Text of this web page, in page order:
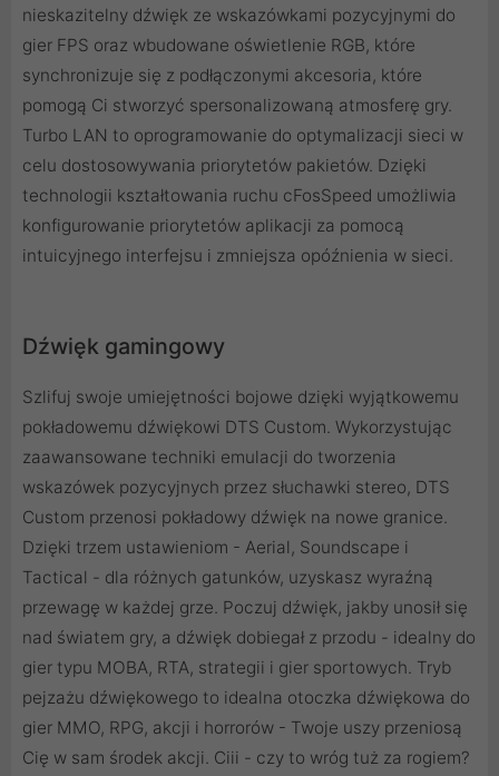
nieskazitelny dźwięk ze wskazówkami pozycyjnymi do
gier FPS oraz wbudowane oświetlenie RGB, które
synchronizuje się z podłączonymi akcesoria, które
pomogą Ci stworzyć spersonalizowaną atmosferę gry.
Turbo LAN to oprogramowanie do optymalizacji sieci w
celu dostosowywania priorytetów pakietów. Dzięki
technologii kształtowania ruchu cFosSpeed ​​umożliwia
konfigurowanie priorytetów aplikacji za pomocą
intuicyjnego interfejsu i zmniejsza opóźnienia w sieci.
Dźwięk gamingowy
Szlifuj swoje umiejętności bojowe dzięki wyjątkowemu
pokładowemu dźwiękowi DTS Custom. Wykorzystując
zaawansowane techniki emulacji do tworzenia
wskazówek pozycyjnych przez słuchawki stereo, DTS
Custom przenosi pokładowy dźwięk na nowe granice.
Dzięki trzem ustawieniom - Aerial, Soundscape i
Tactical - dla różnych gatunków, uzyskasz wyraźną
przewagę w każdej grze. Poczuj dźwięk, jakby unosił się
nad światem gry, a dźwięk dobiegał z przodu - idealny do
gier typu MOBA, RTA, strategii i gier sportowych. Tryb
pejzażu dźwiękowego to idealna otoczka dźwiękowa do
gier MMO, RPG, akcji i horrorów - Twoje uszy przeniosą
Cię w sam środek akcji. Ciii - czy to wróg tuż za rogiem?